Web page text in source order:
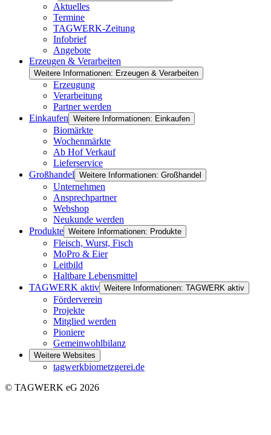
Aktuelles
Termine
TAGWERK-Zeitung
Infobrief
Angebote
Erzeugen & Verarbeiten
Weitere Informationen: Erzeugen & Verarbeiten
Erzeugung
Verarbeitung
Partner werden
Einkaufen Weitere Informationen: Einkaufen
Biomärkte
Wochenmärkte
Ab Hof Verkauf
Lieferservice
Großhandel Weitere Informationen: Großhandel
Unternehmen
Ansprechpartner
Webshop
Neukunde werden
Produkte Weitere Informationen: Produkte
Fleisch, Wurst, Fisch
MoPro & Eier
Leitbild
Haltbare Lebensmittel
TAGWERK aktiv Weitere Informationen: TAGWERK aktiv
Förderverein
Projekte
Mitglied werden
Pioniere
Gemeinwohlbilanz
Weitere Websites
tagwerkbiometzgerei.de
© TAGWERK eG 2026